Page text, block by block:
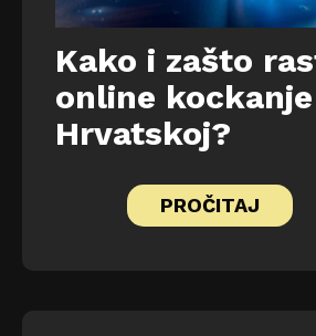
Kako i zašto
online
Hrvatskoj?
PROČITAJ